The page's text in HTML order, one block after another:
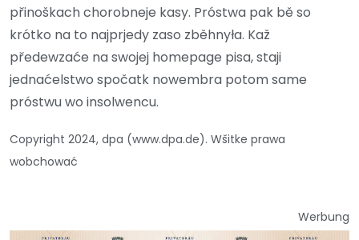
přinoškach chorobneje kasy. Próstwa pak bě so
krótko na to najprjedy zaso zběhnyła. Kaž
předewzaće na swojej homepage pisa, staji
jednaćelstwo spočatk nowembra potom same
próstwu wo insolwencu.
Copyright 2024, dpa (www.dpa.de). Wšitke prawa
wobchować
Werbung